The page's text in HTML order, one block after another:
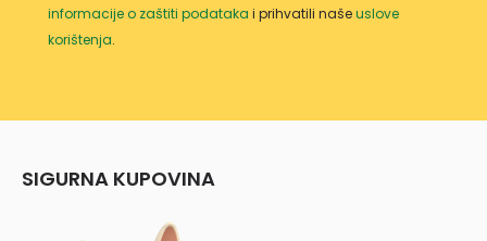
informacije o zaštiti podataka i prihvatili našeuslove
korištenja.
SIGURNA KUPOVINA